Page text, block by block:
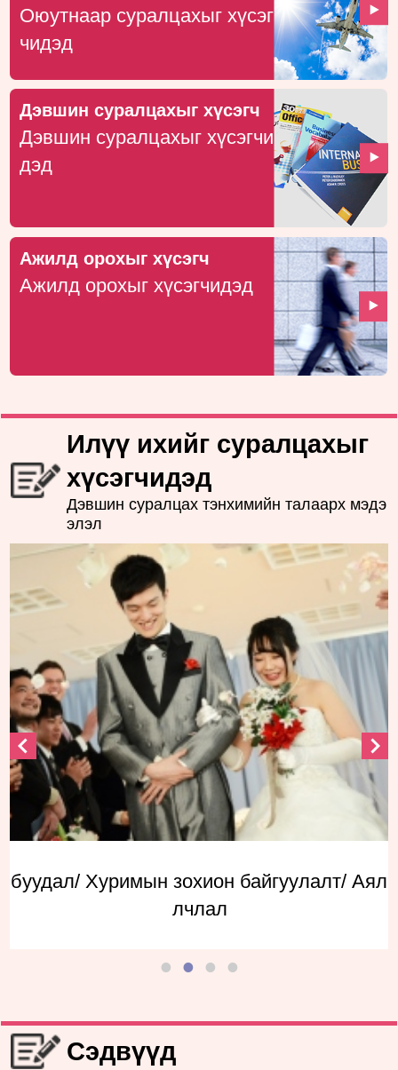
Оюутнаар суралцахыг хүсэг
чидэд
Дэвшин суралцахыг хүсэгч
Дэвшин суралцахыг хүсэгчи
дэд
Ажилд орохыг хүсэгч
Ажилд орохыг хүсэгчидэд
Илүү ихийг суралцахыг
хүсэгчидэд
Дэвшин суралцах тэнхимийн талаарх мэдэ
элэл
буудал/ Хуримын зохион байгуулалт/
лчлал
Сэдвүүд